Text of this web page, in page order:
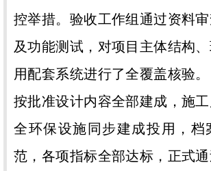
控举措。验收工作组通过资料
及功能测试，对项目主体结构
用配套系统进行了全覆盖核验
按批准设计内容全部建成，施
全环保设施同步建成投用，档
范，各项指标全部达标，正式通